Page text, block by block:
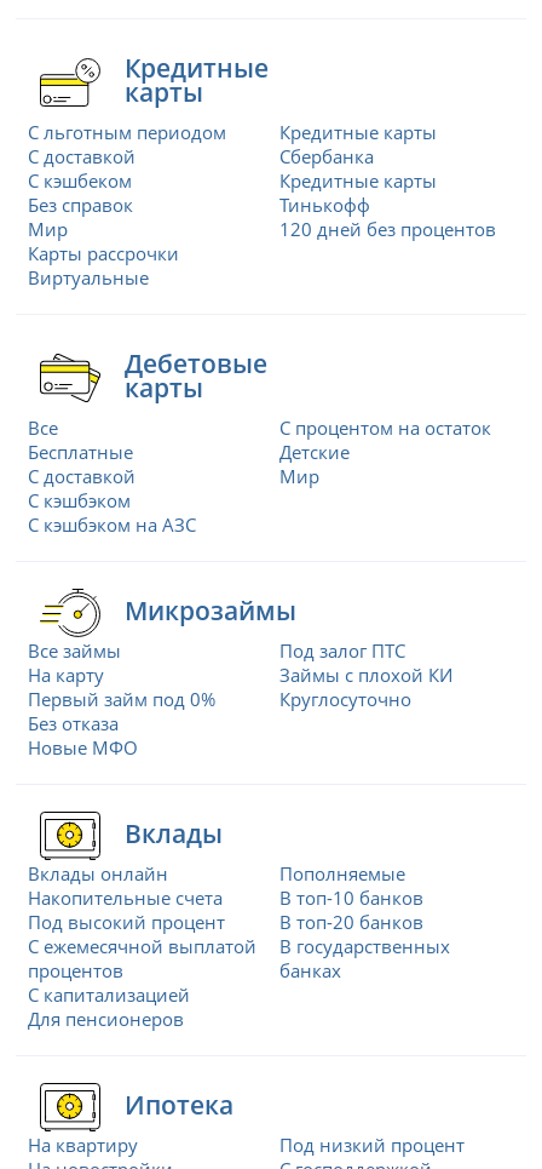
Кредитные
карты
С льготным периодом
С доставкой
С кэшбеком
Без справок
Мир
Карты рассрочки
Виртуальные
Кредитные карты
Сбербанка
Кредитные карты
Тинькофф
120 дней без процентов
Дебетовые
карты
Все
Бесплатные
С доставкой
С кэшбэком
С кэшбэком на АЗС
С процентом на остаток
Детские
Мир
Микрозаймы
Все займы
На карту
Первый займ под 0%
Без отказа
Новые МФО
Под залог ПТС
Займы с плохой КИ
Круглосуточно
Вклады
Вклады онлайн
Накопительные счета
Под высокий процент
С ежемесячной выплатой
процентов
С капитализацией
Для пенсионеров
Пополняемые
В топ-10 банков
В топ-20 банков
В государственных
банках
Ипотека
На квартиру
Под низкий процент